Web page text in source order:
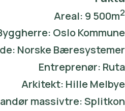
Areal: 9 500m2
Oslo Kommune
Norske Bæresystemer
Entreprenør: Ruta
Arkitekt: Hille Melbye
massivtre: Splitkon